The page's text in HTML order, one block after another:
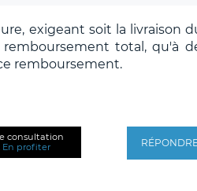
exigeant soit la livraison
total, qu'à
remboursement.
consultation
En profiter RÉPONDRE